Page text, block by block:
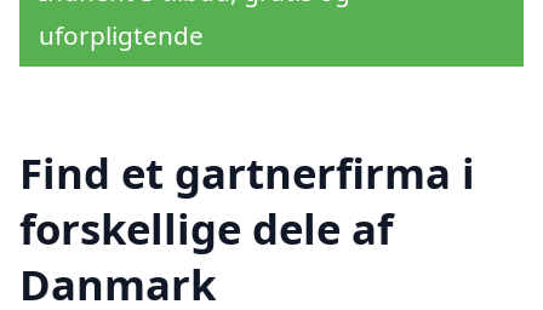
uforpligtende
Find et gartnerfirma i
forskellige dele af
Danmark